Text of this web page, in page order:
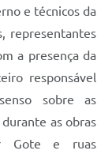
e técnicos da
representantes
a presença da
responsável
sobre as
as obras
Gote e ruas